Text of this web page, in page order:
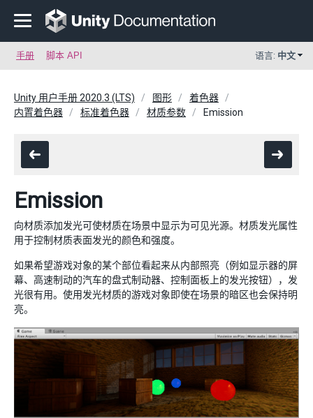
手册 脚本 API 语言: 中文
Unity 用户手册 2020.3 (LTS) 图形
着色器
内置着色器
标准着色器 材质参数 Emission
Emission
向材质添加发光可使材质在场景中显示为可见光源。材质发光属性
用于控制材质表面发光的颜色和强度。
如果希望游戏对象的某个部位看起来从内部照亮（例如显示器的屏
幕、高速制动的汽车的盘式制动器、控制面板上的发光按钮），发
光很有用。使用发光材质的游戏对象即使在场景的暗区也会保持明
亮。